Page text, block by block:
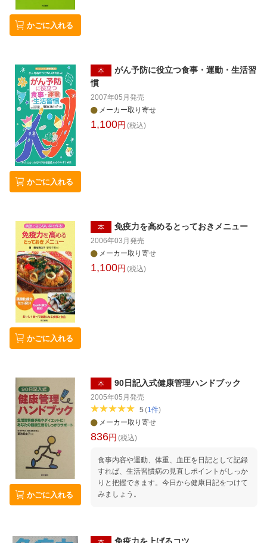
かごに入れる
かごに入れる
本
がん予防に役立つ食事・運動・生活習
慣
2007年05月 発売
メーカー取り寄せ
1,100円 (税込)
かごに入れる
本 免疫力を高めるとっておきメニュー
2006年03月 発売
メーカー取り寄せ
1,100円 (税込)
かごに入れる
本 90日記入式健康管理ハンドブック
2005年05月 発売
5(1件)
メーカー取り寄せ
836円 (税込)
食事内容や運動、体重、血圧を日記として記録
すれば、生活習慣病の見直しポイントがしっか
りと把握できます。今日から健康日記をつけて
みましょう。